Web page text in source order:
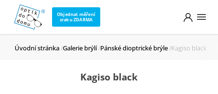
Objednat měření
zraku ZDARMA
Úvodní stránka Galerie brýlí Pánské dioptrické brýle Kagiso black
Kagiso black